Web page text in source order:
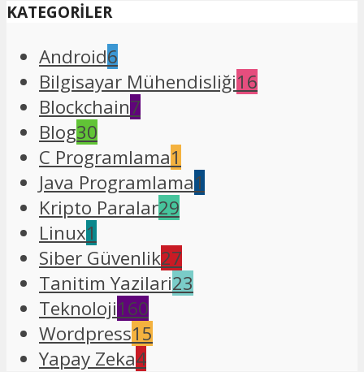
KATEGORİLER
Android6
Bilgisayar Mühendisliği16
Blockchain7
Blog30
C Programlama1
Java Programlama1
Kripto Paralar29
Linux1
Siber Güvenlik27
Tanitim Yazilari23
Teknoloji160
Wordpress15
Yapay Zeka4